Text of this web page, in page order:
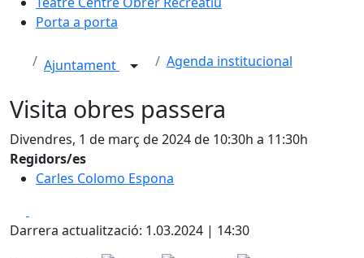
Porta a porta
Ajuntament Agenda institucional
Visita obres passera
Divendres, 1 de març de 2024 de 10:30h a 11:30h
Regidors/es
Carles Colomo Espona
Darrera actualització: 1.03.2024 | 14:30